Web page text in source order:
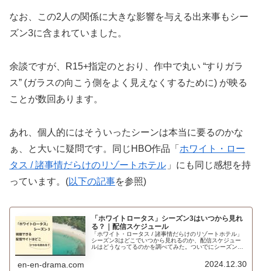
なお、この2人の関係に大きな影響を与える出来事もシー
ズン3に含まれていました。
余談ですが、R15+指定のとおり、作中で丸い “すりガラ
ス” (ガラスの向こう側をよく見えなくするために) が映る
ことが数回あります。
あれ、個人的にはそういったシーンは本当に要るのかな
ぁ、と大いに疑問です。同じHBO作品「 ホワイト・ロー
タス / 諸事情だらけのリゾートホテル 」にも同じ感想を持
っています。(以下の記事を参照)
「ホワイトロータス」シーズン3はいつから見れ
る？｜配信スケジュール
「ホワイト・ロータス / 諸事情だらけのリゾートホテル」
シーズン3はどこでいつから見れるのか、配信スケジュー
ルはどうなってるのかを調べてみた。ついでにシーズン1
en-en-drama.com 2024.12.30